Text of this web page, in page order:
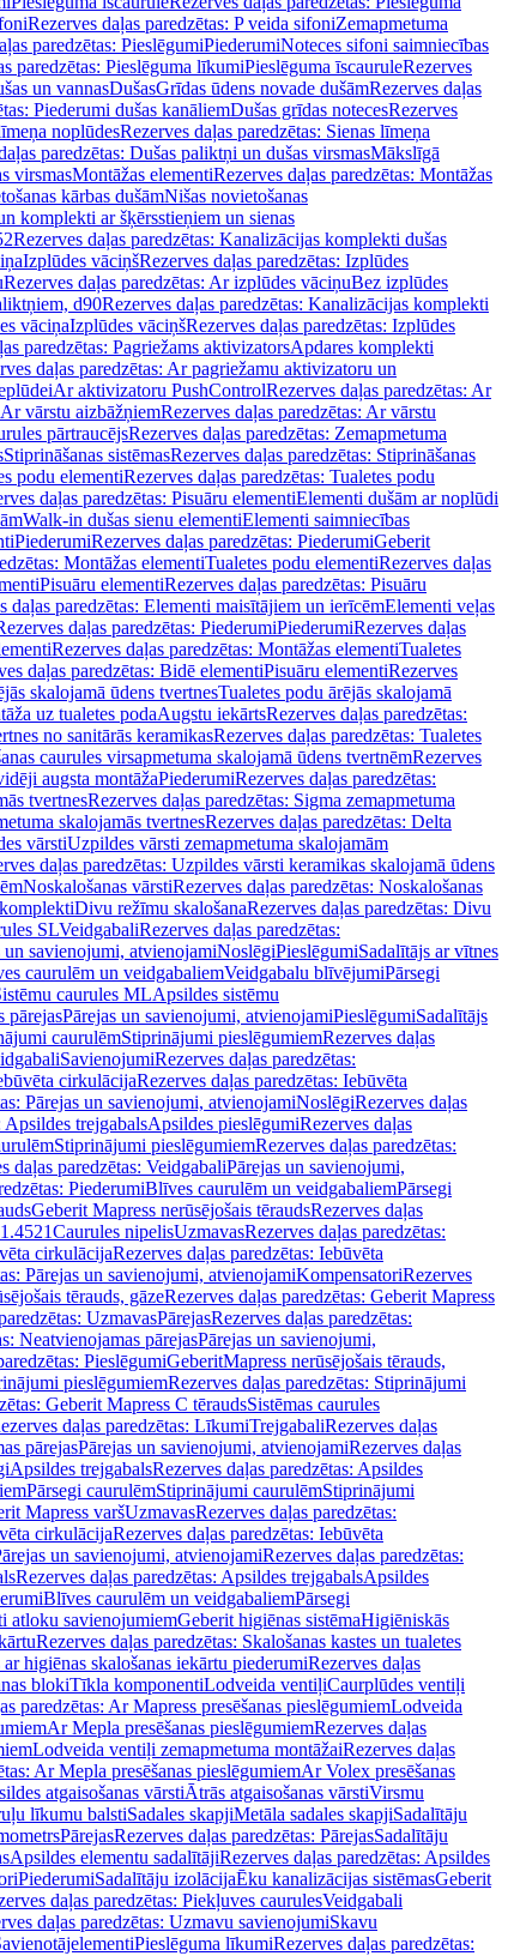
Rezerves daļas paredzētas: P veida sifoniZemapmetuma
paredzētas: PieslēgumiPiederumiNoteces sifoni saimniecības
paredzētas: Pieslēguma līkumiPieslēguma īscauruleRezerves
un vannasDušasGrīdas ūdens novade dušāmRezerves daļas
Piederumi dušas kanāliemDušas grīdas notecesRezerves
noplūdesRezerves daļas paredzētas: Sienas līmeņa
paredzētas: Dušas paliktņi un dušas virsmasMākslīgā
virsmasMontāžas elementiRezerves daļas paredzētas: Montāžas
kārbas dušāmNišas novietošanas
komplekti ar šķērsstieņiem un sienas
Rezerves daļas paredzētas: Kanalizācijas komplekti dušas
Izplūdes vāciņšRezerves daļas paredzētas: Izplūdes
Rezerves daļas paredzētas: Ar izplūdes vāciņuBez izplūdes
d90Rezerves daļas paredzētas: Kanalizācijas komplekti
vāciņaIzplūdes vāciņšRezerves daļas paredzētas: Izplūdes
paredzētas: Pagriežams aktivizatorsApdares komplekti
daļas paredzētas: Ar pagriežamu aktivizatoru un
Ar aktivizatoru PushControlRezerves daļas paredzētas: Ar
Ar vārstu aizbāžņiemRezerves daļas paredzētas: Ar vārstu
pārtraucējsRezerves daļas paredzētas: Zemapmetuma
Stiprināšanas sistēmasRezerves daļas paredzētas: Stiprināšanas
podu elementiRezerves daļas paredzētas: Tualetes podu
daļas paredzētas: Pisuāru elementiElementi dušām ar noplūdi
Walk-in dušas sienu elementiElementi saimniecības
PiederumiRezerves daļas paredzētas: PiederumiGeberit
Montāžas elementiTualetes podu elementiRezerves daļas
Pisuāru elementiRezerves daļas paredzētas: Pisuāru
daļas paredzētas: Elementi maisītājiem un ierīcēmElementi veļas
daļas paredzētas: PiederumiPiederumiRezerves daļas
Rezerves daļas paredzētas: Montāžas elementiTualetes
daļas paredzētas: Bidē elementiPisuāru elementiRezerves
skalojamā ūdens tvertnesTualetes podu ārējās skalojamā
uz tualetes podaAugstu iekārtsRezerves daļas paredzētas:
no sanitārās keramikasRezerves daļas paredzētas: Tualetes
caurules virsapmetuma skalojamā ūdens tvertnēmRezerves
augsta montāžaPiederumiRezerves daļas paredzētas:
tvertnesRezerves daļas paredzētas: Sigma zemapmetuma
skalojamās tvertnesRezerves daļas paredzētas: Delta
vārstiUzpildes vārsti zemapmetuma skalojamām
daļas paredzētas: Uzpildes vārsti keramikas skalojamā ūdens
Noskalošanas vārstiRezerves daļas paredzētas: Noskalošanas
Divu režīmu skalošanaRezerves daļas paredzētas: Divu
SLVeidgabaliRezerves daļas paredzētas:
un savienojumi, atvienojamiNoslēgiPieslēgumiSadalītājs ar vītnes
caurulēm un veidgabaliemVeidgabalu blīvējumiPārsegi
caurules MLApsildes sistēmu
pārejasPārejas un savienojumi, atvienojamiPieslēgumiSadalītājs
caurulēmStiprinājumi pieslēgumiemRezerves daļas
SavienojumiRezerves daļas paredzētas:
cirkulācijaRezerves daļas paredzētas: Iebūvēta
Pārejas un savienojumi, atvienojamiNoslēgiRezerves daļas
Apsildes trejgabalsApsildes pieslēgumiRezerves daļas
Stiprinājumi pieslēgumiemRezerves daļas paredzētas:
daļas paredzētas: VeidgabaliPārejas un savienojumi,
PiederumiBlīves caurulēm un veidgabaliemPārsegi
Geberit Mapress nerūsējošais tēraudsRezerves daļas
Caurules nipelisUzmavasRezerves daļas paredzētas:
cirkulācijaRezerves daļas paredzētas: Iebūvēta
Pārejas un savienojumi, atvienojamiKompensatoriRezerves
tērauds, gāzeRezerves daļas paredzētas: Geberit Mapress
UzmavasPārejasRezerves daļas paredzētas:
Neatvienojamas pārejasPārejas un savienojumi,
PieslēgumiGeberitMapress nerūsējošais tērauds,
pieslēgumiemRezerves daļas paredzētas: Stiprinājumi
Geberit Mapress C tēraudsSistēmas caurules
daļas paredzētas: LīkumiTrejgabaliRezerves daļas
pārejasPārejas un savienojumi, atvienojamiRezerves daļas
Apsildes trejgabalsRezerves daļas paredzētas: Apsildes
Pārsegi caurulēmStiprinājumi caurulēmStiprinājumi
Mapress varšUzmavasRezerves daļas paredzētas:
cirkulācijaRezerves daļas paredzētas: Iebūvēta
un savienojumi, atvienojamiRezerves daļas paredzētas:
Rezerves daļas paredzētas: Apsildes trejgabalsApsildes
Blīves caurulēm un veidgabaliemPārsegi
atloku savienojumiemGeberit higiēnas sistēmaHigiēniskās
Rezerves daļas paredzētas: Skalošanas kastes un tualetes
higiēnas skalošanas iekārtu piederumiRezerves daļas
blokiTīkla komponentiLodveida ventiļiCaurplūdes ventiļi
paredzētas: Ar Mapress presēšanas pieslēgumiemLodveida
Ar Mepla presēšanas pieslēgumiemRezerves daļas
Lodveida ventiļi zemapmetuma montāžaiRezerves daļas
Ar Mepla presēšanas pieslēgumiemAr Volex presēšanas
atgaisošanas vārstiĀtrās atgaisošanas vārstiVirsmu
līkumu balstiSadales skapjiMetāla sadales skapjiSadalītāju
PārejasRezerves daļas paredzētas: PārejasSadalītāju
Apsildes elementu sadalītājiRezerves daļas paredzētas: Apsildes
PiederumiSadalītāju izolācijaĒku kanalizācijas sistēmasGeberit
daļas paredzētas: Piekļuves caurulesVeidgabali
daļas paredzētas: Uzmavu savienojumiSkavu
Pieslēguma līkumiRezerves daļas paredzētas: